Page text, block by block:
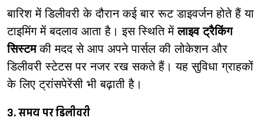
बारिश में डिलीवरी के दौरान कई बार रूट डाइवर्जन होते हैं या
टाइमिंग में बदलाव आता है। इस स्थिति मेंलाइव ट्रैकिंग
सिस्टमकी मदद से आप अपने पार्सल की लोकेशन और
डिलीवरी स्टेटस पर नजर रख सकते हैं। यह सुविधा ग्राहकों
के लिए ट्रांसपेरेंसी भी बढ़ाती है।
3. समय पर डिलीवरी